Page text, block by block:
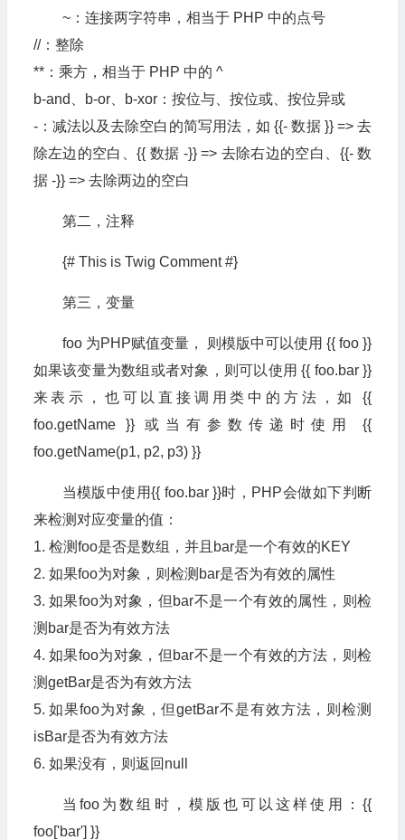
~：连接两字符串，相当于 PHP 中的点号
//：整除
**：乘方，相当于 PHP 中的 ^
b-and、b-or、b-xor：按位与、按位或、按位异或
-：减法以及去除空白的简写用法，如 {{- 数据 }} => 去
除左边的空白、{{ 数据 -}} => 去除右边的空白、{{- 数
据 -}} => 去除两边的空白
第二，注释
{# This is Twig Comment #}
第三，变量
foo 为PHP赋值变量， 则模版中可以使用 {{ foo }}
如果该变量为数组或者对象，则可以使用 {{ foo.bar }}
来表示，也可以直接调用类中的方法，如 {{
foo.getName }} 或当有参数传递时使用 {{
foo.getName(p1, p2, p3) }}
当模版中使用{{ foo.bar }}时，PHP会做如下判断
来检测对应变量的值：
1. 检测foo是否是数组，并且bar是一个有效的KEY
2. 如果foo为对象，则检测bar是否为有效的属性
3. 如果foo为对象，但bar不是一个有效的属性，则检
测bar是否为有效方法
4. 如果foo为对象，但bar不是一个有效的方法，则检
测getBar是否为有效方法
5. 如果foo为对象，但getBar不是有效方法，则检测
isBar是否为有效方法
6. 如果没有，则返回null
当foo为数组时，模版也可以这样使用：{{
foo['bar'] }}